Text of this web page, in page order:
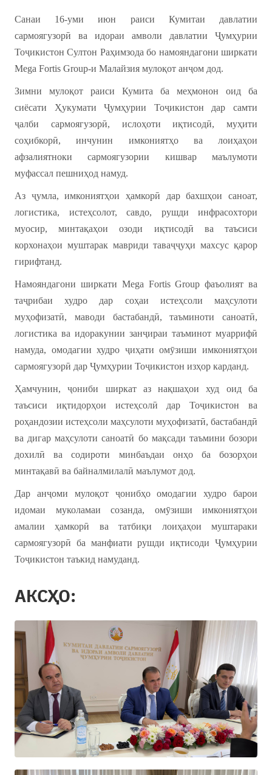
Санаи 16-уми июн раиси Кумитаи давлатии
сармоягузорӣ ва идораи амволи давлатии Ҷумҳурии
Тоҷикистон Султон Раҳимзода бо намояндагони ширкати
Mega Fortis Group-и Малайзия мулоқот анҷом дод.
Зимни мулоқот раиси Кумита ба меҳмонон оид ба
сиёсати Ҳукумати Ҷумҳурии Тоҷикистон дар самти
ҷалби сармоягузорӣ, ислоҳоти иқтисодӣ, муҳити
соҳибкорӣ, инчунин имкониятҳо ва лоиҳаҳои
афзалиятноки сармоягузории кишвар маълумоти
муфассал пешниҳод намуд.
Аз ҷумла, имкониятҳои ҳамкорӣ дар бахшҳои саноат,
логистика, истеҳсолот, савдо, рушди инфрасохтори
муосир, минтақаҳои озоди иқтисодӣ ва таъсиси
корхонаҳои муштарак мавриди таваҷҷуҳи махсус қарор
гирифтанд.
Намояндагони ширкати Mega Fortis Group фаъолият ва
таҷрибаи худро дар соҳаи истеҳсоли маҳсулоти
муҳофизатӣ, маводи бастабандӣ, таъминоти саноатӣ,
логистика ва идоракунии занҷираи таъминот муаррифӣ
намуда, омодагии худро ҷиҳати омӯзиши имкониятҳои
сармоягузорӣ дар Ҷумҳурии Тоҷикистон изҳор карданд.
Ҳамчунин, ҷониби ширкат аз нақшаҳои худ оид ба
таъсиси иқтидорҳои истеҳсолӣ дар Тоҷикистон ва
роҳандозии истеҳсоли маҳсулоти муҳофизатӣ, бастабандӣ
ва дигар маҳсулоти саноатӣ бо мақсади таъмини бозори
дохилӣ ва содироти минбаъдаи онҳо ба бозорҳои
минтақавӣ ва байналмилалӣ маълумот дод.
Дар анҷоми мулоқот ҷонибҳо омодагии худро барои
идомаи муколамаи созанда, омӯзиши имкониятҳои
амалии ҳамкорӣ ва татбиқи лоиҳаҳои муштараки
сармоягузорӣ ба манфиати рушди иқтисоди Ҷумҳурии
Тоҷикистон таъкид намуданд.
АКСҲО: